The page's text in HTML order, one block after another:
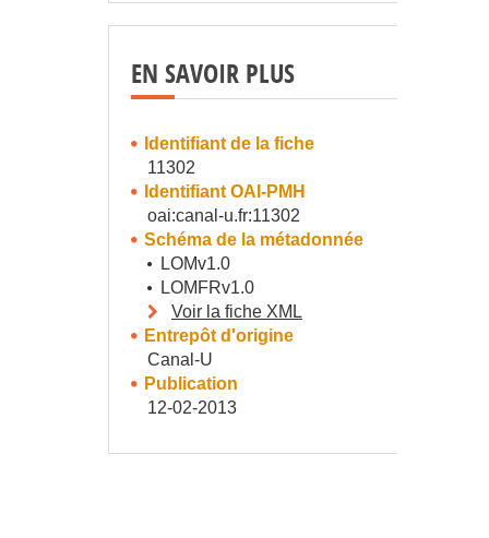
EN SAVOIR PLUS
Identifiant de la fiche
11302
Identifiant OAI-PMH
oai:canal-u.fr:11302
Schéma de la métadonnée
LOMv1.0
LOMFRv1.0
Voir la fiche XML
Entrepôt d'origine
Canal-U
Publication
12-02-2013